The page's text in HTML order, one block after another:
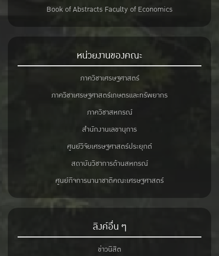
Book of Abstracts Faculty of Economics
หน่วยงานของคณะ
ภาควิชาเศรษฐศาสตร์
ภาควิชาเศรษฐศาสตร์เกษตรและทรัพยากร
ภาควิชาสหกรณ์
สำนักงานเลขานุการ
ศูนย์วิจัยเศรษฐศาสตร์ประยุกต์
สถาบันวิชาการด้านสหกรณ์
ศูนย์กิจการนานาชาติคณะเศรษฐศาสตร์
ลิงค์อื่น ๆ
ข่าวนิสิต